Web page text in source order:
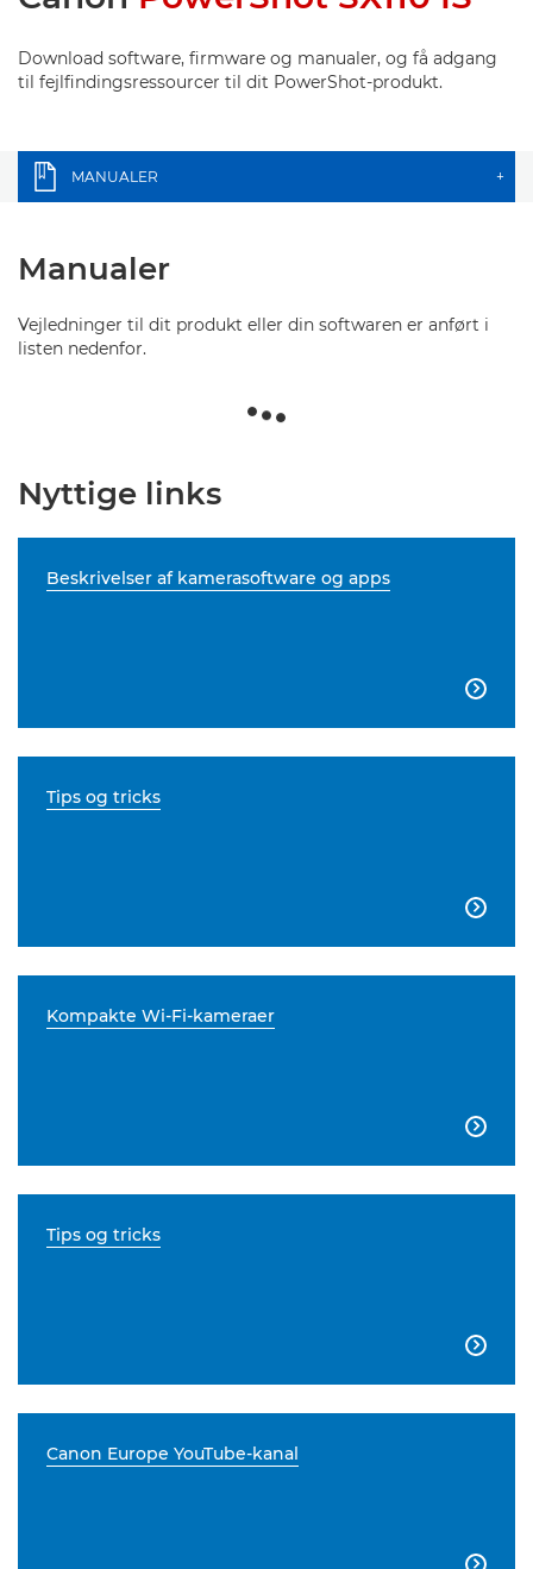
Download software, firmware og manualer, og få adgang
til fejlfindingsressourcer til dit PowerShot-produkt.
MANUALER +
Manualer
Vejledninger til dit produkt eller din softwaren er anført i
listen nedenfor.
Nyttige links
Beskrivelser af kamerasoftware og apps

Tips og tricks

Kompakte Wi-Fi-kameraer

Tips og tricks

Canon Europe YouTube-kanal
